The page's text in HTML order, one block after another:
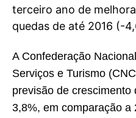
terceiro ano de
quedas de até 2016 (-
A Confederação
Serviços e Turismo
previsão de
3,8%, em comparação a